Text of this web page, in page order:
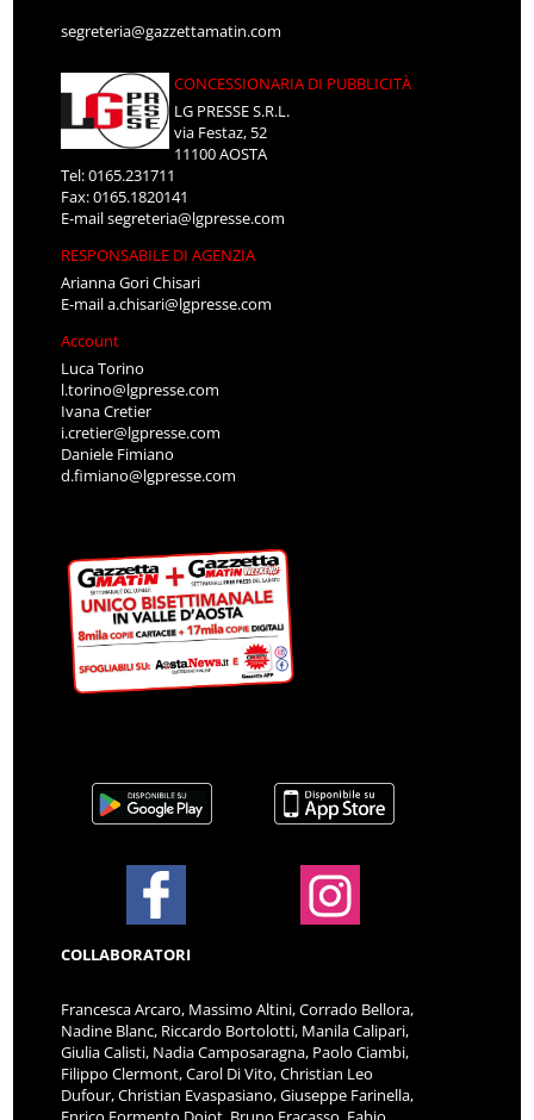
segreteria@gazzettamatin.com
CONCESSIONARIA DI PUBBLICITÀ
LG PRESSE S.R.L.
via Festaz, 52
11100 AOSTA
Tel: 0165.231711
Fax: 0165.1820141
E-mailsegreteria@lgpresse.com
RESPONSABILE DI AGENZIA
Arianna Gori Chisari
E-maila.chisari@lgpresse.com
Account
Luca Torino
l.torino@lgpresse.com
Ivana Cretier
i.cretier@lgpresse.com
Daniele Fimiano
d.fimiano@lgpresse.com
COLLABORATORI
Francesca Arcaro, Massimo Altini, Corrado Bellora,
Nadine Blanc, Riccardo Bortolotti, Manila Calipari,
Giulia Calisti, Nadia Camposaragna, Paolo Ciambi,
Filippo Clermont, Carol Di Vito, Christian Leo
Dufour, Christian Evaspasiano, Giuseppe Farinella,